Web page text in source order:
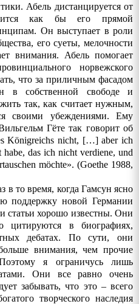
Абель дистанцируется от
как бы его прямой
Он выступает в роли
его суеты, мелочности
внимания. Абель помогает
норвежского
что за приличным фасадом
в собственной свободе и
так, как считает нужным,
своими убеждениями. Ему
Гёте так говорит об
Königreichs nicht, […] aber ich
das ich nicht verdiene, und
möchte». (Goethe 1988,
в то время, когда Гамсун ясно
поддержку новой Германии
статьи хорошо известны.Они
цитируются в биографиях,
дебатах. По сути, они
внимания, чем прочие
я ограничусь лишь
Они все равно очень
забывать, что это – всего
творческого наследия